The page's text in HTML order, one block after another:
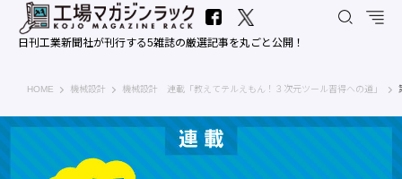
日刊工業新聞社が刊行する5雑誌の厳選記事を丸ごと公開！
HOME 工場マガジンラック｜日刊工業新聞社
機械設計 機械設計 連載「教えてテルえもん！３次元ツール習得への道」